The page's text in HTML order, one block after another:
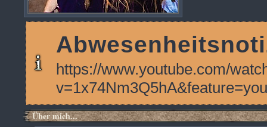
https://www.youtube.com/
Über mich...